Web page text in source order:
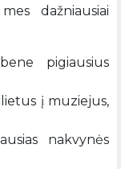
dažniausiai
pigiausius
į muziejus,
nakvynės